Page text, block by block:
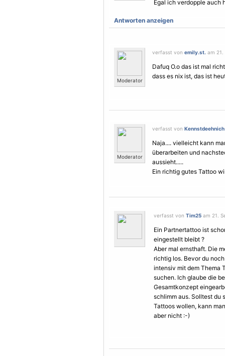
Egal ich verdopple auch
Antworten anzeigen
Moderator
verfasst von emily.st. am
Dafuq O.o das ist mal
dass es nix ist, das ist
Moderator
verfasst von Kennstdeehnich
Naja.... vielleicht kann
überarbeiten und
aussieht.....
Ein richtig gutes Tattoo
verfasst von Tim25 am 21.
Ein Partnertattoo ist
eingestellt bleibt ?
Aber mal ernsthaft. Die
richtig los. Bevor du
intensiv mit dem Thema
suchen. Ich glaube die
Gesamtkonzept
schlimm aus. Solltest du
Tattoos wollen, kann
aber nicht :-)